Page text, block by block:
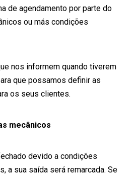
de agendamento por parte do
ou más condições
nos informem quando tiverem
que possamos definir as
os seus clientes.
mecânicos
devido a condições
a sua saída será remarcada. Se